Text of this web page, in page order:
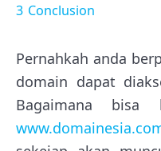
3 Conclusion
Pernahkah anda
domain dapat
Bagaimana bisa